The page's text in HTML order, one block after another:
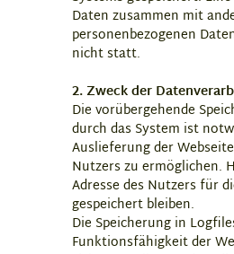
Daten zusammen mit
personenbezogenen
nicht statt.
2. Zweck der
Die vorübergehende
durch das System ist
Auslieferung der
Nutzers zu ermöglichen.
Adresse des Nutzers für
gespeichert bleiben.
Die Speicherung in
Funktionsfähigkeit der